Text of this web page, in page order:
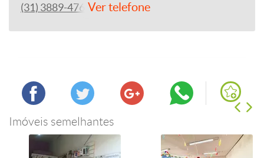
(31) 3889-4765Ver telefone
Imóveis semelhantes